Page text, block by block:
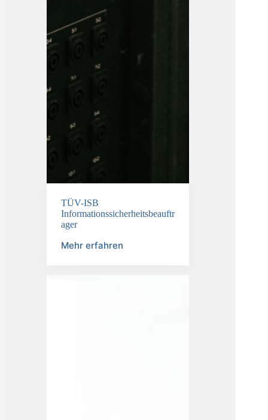
TÜV-ISB
Informationssicherheitsbeauftr